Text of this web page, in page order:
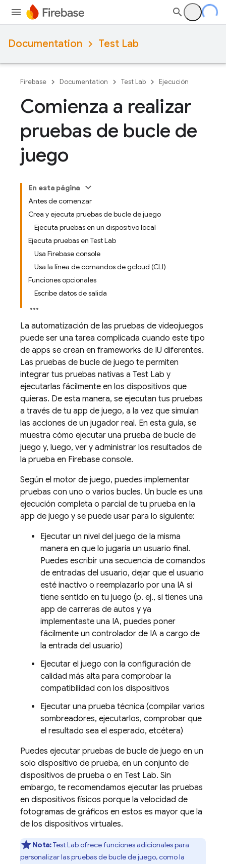
Documentation Test Lab
Firebase Documentation Test Lab Ejecución
Comienza a realizar
pruebas de bucle de
juego
En esta página
Antes de comenzar
Crea y ejecuta pruebas de bucle de juego
Ejecuta pruebas en un dispositivo local
Ejecuta pruebas en Test Lab
Usa Firebase console
Usa la línea de comandos de gcloud (CLI)
Funciones opcionales
Escribe datos de salida
La automatización de las pruebas de videojuegos
puede ser una tarea complicada cuando este tipo
de apps se crean en frameworks de IU diferentes.
Las pruebas de bucle de juego te permiten
integrar tus pruebas nativas a Test Lab y
ejecutarlas fácilmente en los dispositivos que
quieras. De esta manera, se ejecutan tus pruebas
a través de tu app de juego, a la vez que simulan
las acciones de un jugador real. En esta guía, se
muestra cómo ejecutar una prueba de bucle de
juego y, luego, ver y administrar los resultados de
la prueba en Firebase console.
Según el motor de juego, puedes implementar
pruebas con uno o varios bucles. Un bucle es una
ejecución completa o parcial de tu prueba en la
app de juego y se puede usar para lo siguiente:
Ejecutar un nivel del juego de la misma
manera en que lo jugaría un usuario final.
Puedes escribir una secuencia de comandos
de entradas del usuario, dejar que el usuario
esté inactivo o reemplazarlo por una IA si
tiene sentido en tu juego (p. ej., si tienes una
app de carreras de autos y ya
implementaste una IA, puedes poner
fácilmente un controlador de IA a cargo de
la entrada del usuario)
Ejecutar el juego con la configuración de
calidad más alta para comprobar la
compatibilidad con los dispositivos
Ejecutar una prueba técnica (compilar varios
sombreadores, ejecutarlos, comprobar que
el resultado sea el esperado, etcétera)
Puedes ejecutar pruebas de bucle de juego en un
solo dispositivo de prueba, en un conjunto de
dispositivos de prueba o en Test Lab. Sin
embargo, te recomendamos ejecutar las pruebas
en dispositivos físicos porque la velocidad de
fotogramas de gráficos en estos es mayor que la
de los dispositivos virtuales.
Nota:Test Labofrece funciones adicionales para
personalizar las pruebas de bucle de juego, como la